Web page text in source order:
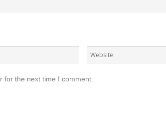
for the next time I comment.